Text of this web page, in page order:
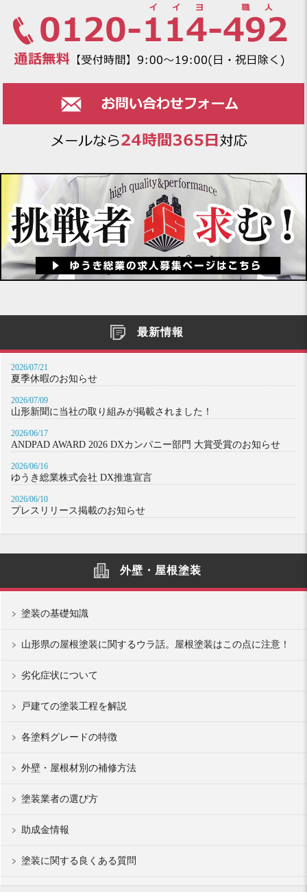
最新情報
2026/07/21
夏季休暇のお知らせ
2026/07/09
山形新聞に当社の取り組みが掲載されました！
2026/06/17
ANDPAD AWARD 2026 DXカンパニー部門 大賞受賞のお知らせ
2026/06/16
ゆうき総業株式会社 DX推進宣言
2026/06/10
プレスリリース掲載のお知らせ
外壁・屋根塗装
塗装の基礎知識
山形県の屋根塗装に関するウラ話。屋根塗装はこの点に注意！
劣化症状について
戸建ての塗装工程を解説
各塗料グレードの特徴
外壁・屋根材別の補修方法
塗装業者の選び方
助成金情報
塗装に関する良くある質問